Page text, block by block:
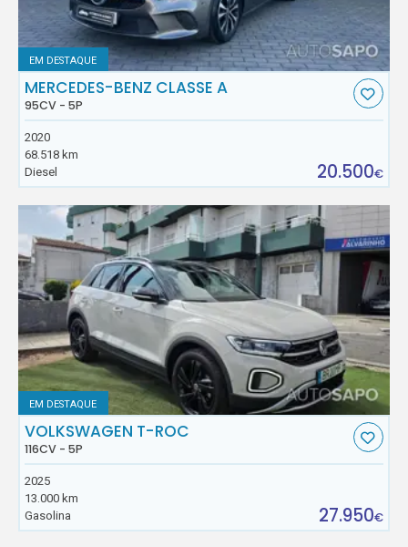
EM DESTAQUE
MERCEDES-BENZ CLASSE A
95CV - 5P
2020
68.518 km
Diesel
20.500€
EM DESTAQUE
VOLKSWAGEN T-ROC
116CV - 5P
2025
13.000 km
Gasolina
27.950€